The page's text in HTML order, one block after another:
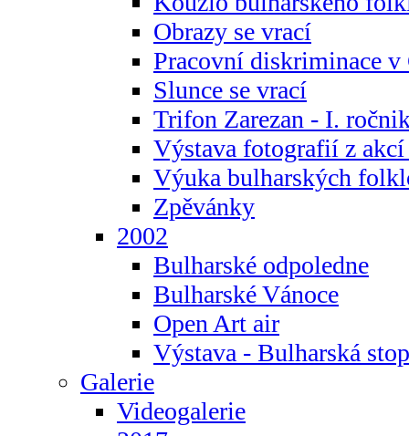
Obrazy se vrací
Pracovní diskriminace
Slunce se vrací
Trifon Zarezan - I.
Výstava fotografií z akcí
Výuka bulharských
Zpěvánky
2002
Bulharské odpoledne
Bulharské Vánoce
Open Art air
Výstava - Bulharská
Galerie
Videogalerie